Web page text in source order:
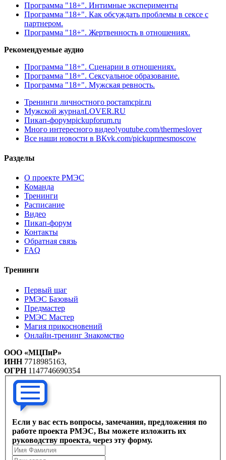
Программа "18+". Интимные эксперименты
Программа "18+". Как обсуждать проблемы в сексе с
партнером.
Программа "18+". Жертвенность в отношениях.
Рекомендуемые аудио
Программа "18+". Сценарии в отношениях.
Программа "18+". Сексуальное образование.
Программа "18+". Мужская ревность.
Тренинги личностного ростаmcpir.ru
Мужской журналLOVER.RU
Пикап-форумpickupforum.ru
Много интересного видео!youtube.com/thermeslover
Все наши новости в ВКvk.com/pickuprmesmoscow
Разделы
О проекте РМЭС
Команда
Тренинги
Расписание
Видео
Пикап-форум
Контакты
Обратная связь
FAQ
Тренинги
Первый шаг
РМЭС Базовый
Предмастер
РМЭС Мастер
Магия прикосновений
Онлайн-тренинг Знакомство
ООО «МЦПиР»
ИНН7718985163,
ОГРН1147746690354
Если у вас есть вопросы, замечания, предложения по
работе проекта РМЭС, Вы можете изложить их
руководству проекта, через эту форму.